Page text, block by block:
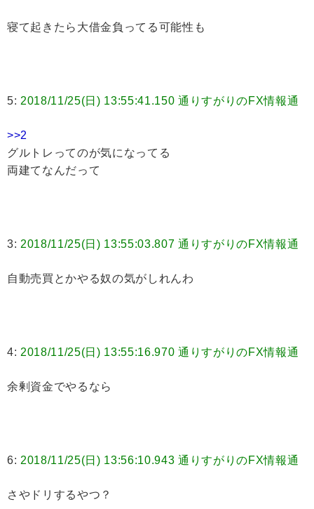
寝て起きたら大借金負ってる可能性も
5: 2018/11/25(日) 13:55:41.150 通りすがりのFX情報通
>>2
グルトレってのが気になってる
両建てなんだって
3: 2018/11/25(日) 13:55:03.807 通りすがりのFX情報通
自動売買とかやる奴の気がしれんわ
4: 2018/11/25(日) 13:55:16.970 通りすがりのFX情報通
余剰資金でやるなら
6: 2018/11/25(日) 13:56:10.943 通りすがりのFX情報通
さやドリするやつ？